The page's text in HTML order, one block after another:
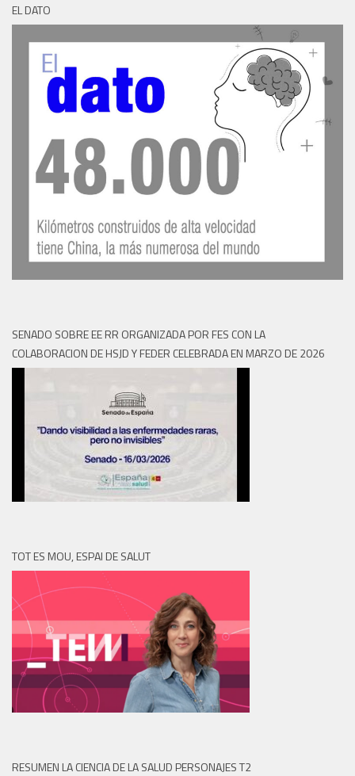
EL DATO
SENADO SOBRE EE RR ORGANIZADA POR FES CON LA
COLABORACION DE HSJD Y FEDER CELEBRADA EN MARZO DE 2026
TOT ES MOU, ESPAI DE SALUT
RESUMEN LA CIENCIA DE LA SALUD PERSONAJES T2